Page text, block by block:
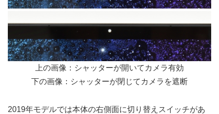
上の画像：シャッターが開いてカメラ有効
下の画像：シャッターが閉じてカメラを遮断
2019年モデルでは本体の右側面に切り替えスイッチがあ